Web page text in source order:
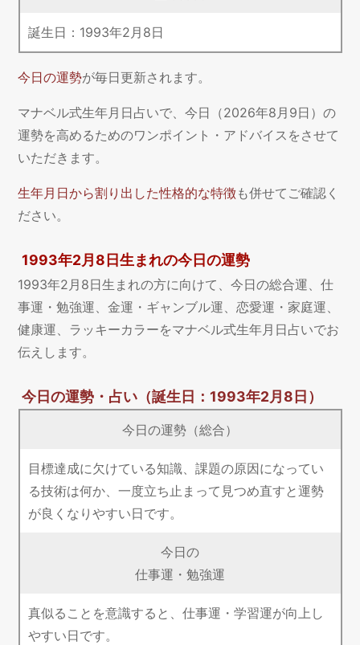
誕生日： 1993年2 月 8日
今日の運勢が毎日更新されます。
マナベル式生年月日占いで、今日（2026年8月9日）の
運勢を高めるためのワンポイント・アドバイスをさせて
いただきます。
生年月日から割り出した性格的な特徴も併せてご確認く
ださい。
1993年2月8日生まれの今日の運勢
1993年2月8日生まれの方に向けて、今日の総合運、仕
事運・勉強運、金運・ギャンブル運、恋愛運・家庭運、
健康運、ラッキーカラーをマナベル式生年月日占いでお
伝えします。
今日の運勢・占い（誕生日：1993年2月8日）
今日の運勢（総合）
目標達成に欠けている知識、課題の原因になってい
る技術は何か、一度立ち止まって見つめ直すと運勢
が良くなりやすい日です。
今日の
仕事運・勉強運
真似ることを意識すると、仕事運・学習運が向上し
やすい日です。